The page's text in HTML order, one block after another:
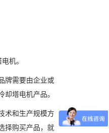
机。
牌需要由企业或
塔电机产品。
术和生产规模方
择购买产品，就